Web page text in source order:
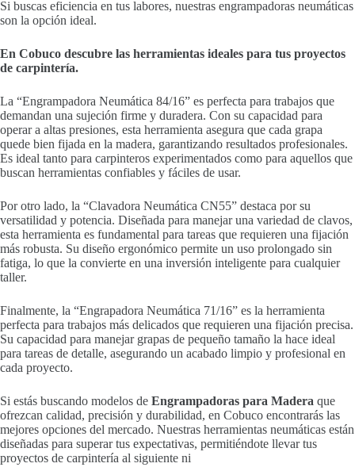
Si buscas eficiencia en tus labores, nuestras engrampadoras neumáticas
son la opción ideal.
En Cobuco descubre las herramientas ideales para tus proyectos
de carpintería.
La “Engrampadora Neumática 84/16” es perfecta para trabajos que
demandan una sujeción firme y duradera. Con su capacidad para
operar a altas presiones, esta herramienta asegura que cada grapa
quede bien fijada en la madera, garantizando resultados profesionales.
Es ideal tanto para carpinteros experimentados como para aquellos que
buscan herramientas confiables y fáciles de usar.
Por otro lado, la “Clavadora Neumática CN55” destaca por su
versatilidad y potencia. Diseñada para manejar una variedad de clavos,
esta herramienta es fundamental para tareas que requieren una fijación
más robusta. Su diseño ergonómico permite un uso prolongado sin
fatiga, lo que la convierte en una inversión inteligente para cualquier
taller.
Finalmente, la “Engrapadora Neumática 71/16” es la herramienta
perfecta para trabajos más delicados que requieren una fijación precisa.
Su capacidad para manejar grapas de pequeño tamaño la hace ideal
para tareas de detalle, asegurando un acabado limpio y profesional en
cada proyecto.
Si estás buscando modelos de Engrampadoras para Madera que
ofrezcan calidad, precisión y durabilidad, en Cobuco encontrarás las
mejores opciones del mercado. Nuestras herramientas neumáticas están
diseñadas para superar tus expectativas, permitiéndote llevar tus
proyectos de carpintería al siguiente ni